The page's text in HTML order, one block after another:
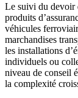
Le suivi du devoir
produits
véhicules
marchandises
les installations
individuels ou
niveau de conseil
la complexité